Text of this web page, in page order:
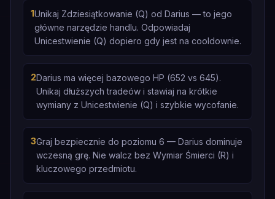
1Unikaj Zdziesiątkowanie (Q) od Darius — to jego
główne narzędzie handlu. Odpowiadaj
Unicestwienie (Q) dopiero gdy jest na cooldownie.
2Darius ma więcej bazowego HP (652 vs 645).
Unikaj dłuższych tradeów i stawiaj na krótkie
wymiany z Unicestwienie (Q) i szybkie wycofanie.
3Graj bezpiecznie do poziomu 6 — Darius dominuje
wczesną grę. Nie walcz bez Wymiar Śmierci (R) i
kluczowego przedmiotu.